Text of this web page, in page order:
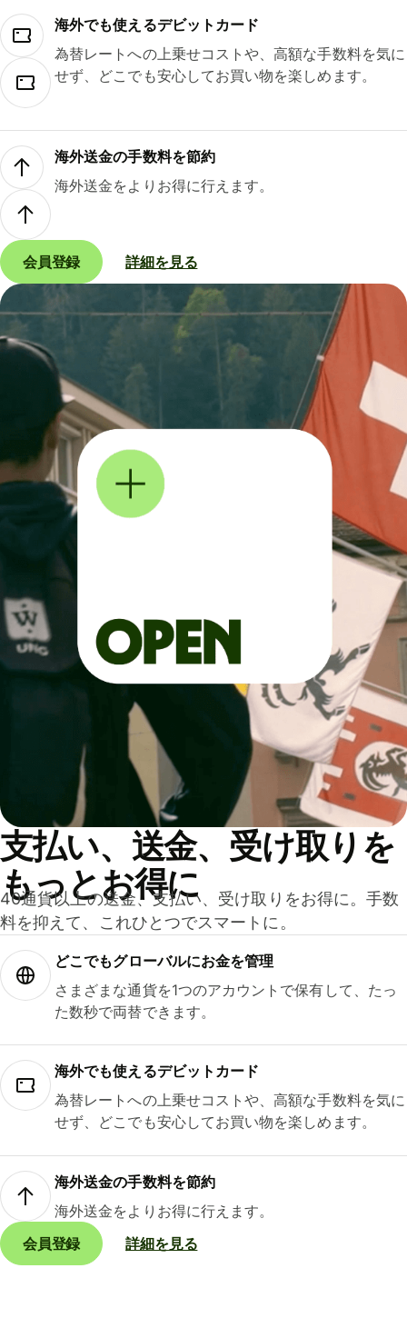
海外でも使えるデビットカード
為替レートへの上乗せコストや、高額な手数料を気に
せず、どこでも安心してお買い物を楽しめます。
海外送金の手数料を節約
海外送金をよりお得に行えます。
会員登録 詳細を見る
支払い、送金、受け取りを
もっとお得に
40通貨以上の送金、支払い、受け取りをお得に。手数
料を抑えて、これひとつでスマートに。
どこでもグ⁠ロ⁠ー⁠バ⁠ルにお金を管理
さまざまな通貨を1つのアカウントで保有して、たっ
た数秒で両替できます。
海外でも使えるデビットカード
為替レートへの上乗せコストや、高額な手数料を気に
せず、どこでも安心してお買い物を楽しめます。
海外送金の手数料を節約
海外送金をよりお得に行えます。
会員登録
詳細を見る